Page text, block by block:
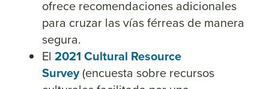
ofrece recomendaciones adicionales
para cruzar las vías férreas de manera
segura.
El 2021 Cultural Resource
Survey (encuesta sobre recursos